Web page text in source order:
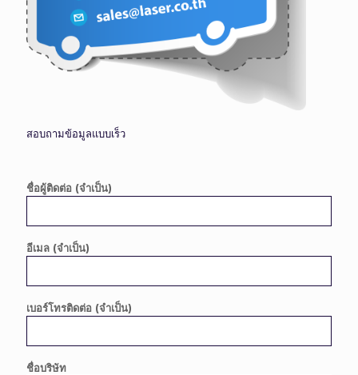
สอบถามข้อมูลแบบเร็ว
ชื่อผู้ติดต่อ (จำเป็น)
อีเมล (จำเป็น)
เบอร์โทรติดต่อ (จำเป็น)
ชื่อบริษัท